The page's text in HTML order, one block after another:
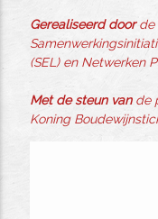
Gerealiseerd doorde
(SEL) en Netwerken
Met de steun vande
Koning